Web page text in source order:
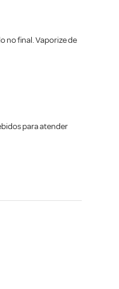
no final. Vaporize de
para atender